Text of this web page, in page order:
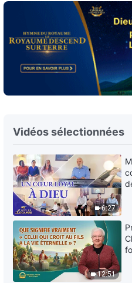
9:26
12:23
13:40
Vidéos sélectionnées
6:27
12:51